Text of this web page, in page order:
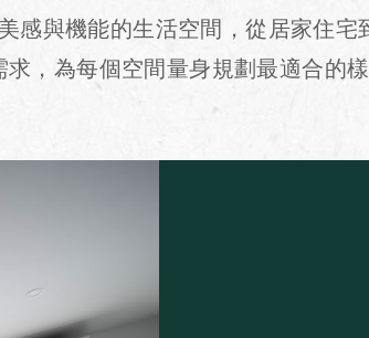
感與機能的生活空間，從居家住宅
求，為每個空間量身規劃最適合的